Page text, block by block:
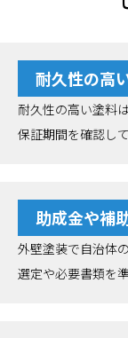
耐久性の高
耐久性の高い塗料
保証期間を確認し
助成金や補
外壁塗装で自治体
選定や必要書類を